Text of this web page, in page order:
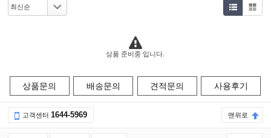
상품 준비중 입니다.
상품문의 배송문의 견적문의 사용후기
고객센터 1644-5969 맨위로